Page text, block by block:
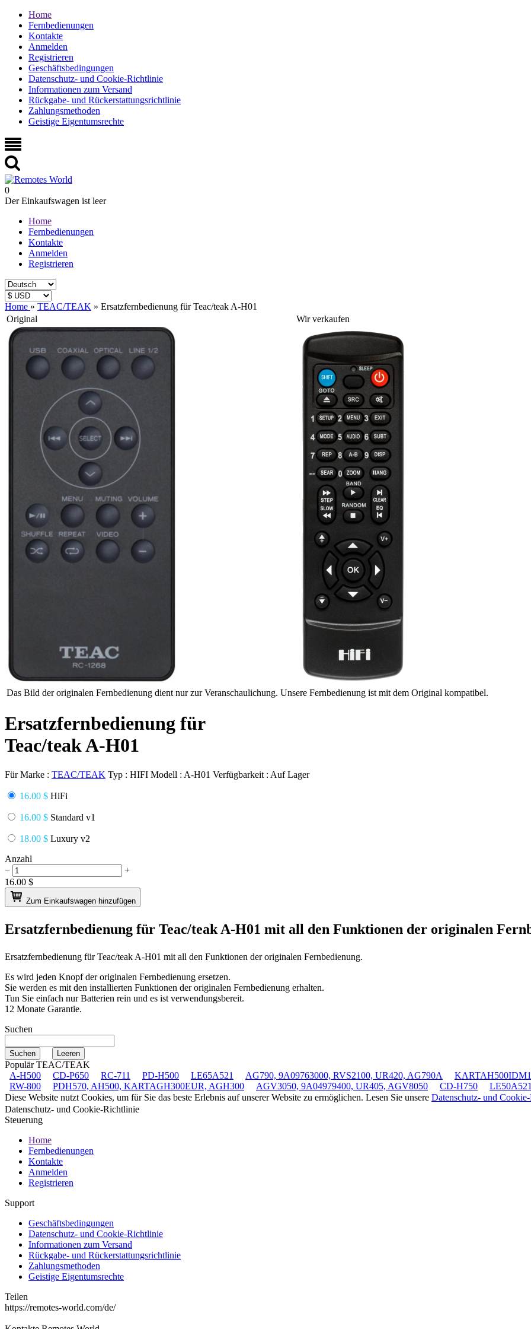
Home
Fernbedienungen
Kontakte
Anmelden
Registrieren
Geschäftsbedingungen
Datenschutz- und Cookie-Richtlinie
Informationen zum Versand
Rückgabe- und Rückerstattungsrichtlinie
Zahlungsmethoden
Geistige Eigentumsrechte
0
Der Einkaufswagen ist leer
Home
Fernbedienungen
Kontakte
Anmelden
Registrieren
Home » TEAC/TEAK » Ersatzfernbedienung für Teac/teak A-H01
Original
Wir verkaufen
Das Bild der originalen Fernbedienung dient nur zur Veranschaulichung. Unsere Fernbedienung ist mit dem Original kompatibel.
Ersatzfernbedienung für
Teac/teak A-H01
Für Marke : TEAC/TEAK Typ : HIFI Modell : A-H01 Verfügbarkeit : Auf Lager
16.00 $ HiFi
16.00 $ Standard v1
18.00 $ Luxury v2
Anzahl
−
+
16.00 $
Zum Einkaufswagen hinzufügen
Ersatzfernbedienung für Teac/teak A-H01 mit all den Funktionen der originalen
Ersatzfernbedienung fürTeac/teak A-H01 mit all den Funktionen der originalen Fernbedienung.
Es wird jeden Knopf der originalen Fernbedienung ersetzen.
Sie werden es mit den installierten Funktionen der originalen Fernbedienung erhalten.
Tun Sie einfach nur Batterien rein und es ist verwendungsbereit.
12 Monate Garantie.
Suchen
Populär TEAC/TEAK
A-H500
CD-P650 RC-711 PD-H500 LE65A521 AG790, 9A09763000, RVS2100, UR420, AG790A
RW-800
PDH570, AH500, KARTAGH300EUR, AGH300 AGV3050, 9A04979400, UR405, AGV8050 CD-H750
LE50A521
Diese Website nutzt Cookies, um für Sie das beste Erlebnis auf unserer Website zu ermöglichen. Lesen Sie unsere Datenschutz- und
Datenschutz- und Cookie-Richtlinie
Steuerung
Home
Fernbedienungen
Kontakte
Anmelden
Registrieren
Support
Geschäftsbedingungen
Datenschutz- und Cookie-Richtlinie
Informationen zum Versand
Rückgabe- und Rückerstattungsrichtlinie
Zahlungsmethoden
Geistige Eigentumsrechte
Teilen
https://remotes-world.com/de/